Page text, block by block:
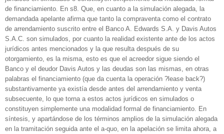
de financiamiento. En s8. Que, en cuanto a la simulación alegada, la
demandada apelante afirma que tanto la compraventa como el contrato
de arrendamiento suscrito entre el Banco A. Edwards S.A. y Davis Autos
S.A.C. son simulados, por cuanto la realidad existente ante de los actos
jurídicos antes mencionados y la que resulta después de su
otorgamiento, es la misma, esto es que el acreedor sigue siendo el
Banco y el deudor Davis Autos y las deudas son las mismas, en otras
palabras el financiamiento (que da cuenta la operación ?lease back?)
substantivamente ya existía desde antes del arrendamiento y venta
subsecuente, lo que torna a estos actos jurídicos en simulados o
constituyen simplemente una modalidad formal de financiamiento. En
síntesis, y apartándose de los términos amplios de la simulación alegada
en la tramitación seguida ante el a-quo, en la apelación se limita ahora, a